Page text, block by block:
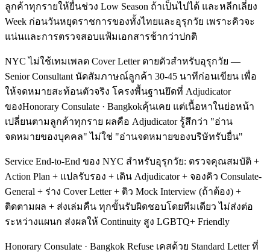
ลูกค้าทุกรายให้ยื่นช่วง Low Season ถ้าเป็นไปได้ และหลีกเลี่ยง
Week ก่อนวันหยุดราชการของทั้งไทยและอุรุกวัย เพราะคิวจะ
แน่นและการตรวจสอบแฟ้มเอกสารช้ากว่าปกติ
NYC ไม่ใช้เทมเพลต Cover Letter ตายตัวสำหรับอุรุกวัย —
Senior Consultant นัดสัมภาษณ์ลูกค้า 30-45 นาทีก่อนเขียน เพื่อ
ให้จดหมายสะท้อนตัวจริง โครงพื้นฐานยึดที่ Adjudicator
ของHonorary Consulate · Bangkokคุ้นเคย แต่เนื้อหาในย่อหน้า
เปลี่ยนตามลูกค้าทุกราย ผลคือ Adjudicator รู้สึกว่า "อ่าน
จดหมายของบุคคล" ไม่ใช่ "อ่านจดหมายของบริษัทรับยื่น"
Service End-to-End ของ NYC สำหรับอุรุกวัย: ตรวจคุณสมบัติ +
Action Plan + แปลรับรอง + เดิน Adjudicator + จองคิว Consulate-
General + ร่าง Cover Letter + ติว Mock Interview (ถ้าต้อง) +
ติดตามผล + ส่งเล่มคืน ทุกขั้นรับผิดชอบโดยทีมเดียว ไม่ส่งต่อ
ระหว่างแผนก ส่งผลให้ Continuity สูง LGBTQ+ Friendly
Honorary Consulate · Bangkok Refuse เคสด้วย Standard Letter ที่